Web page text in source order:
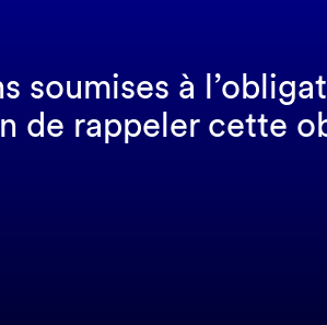
à
de rappeler cette